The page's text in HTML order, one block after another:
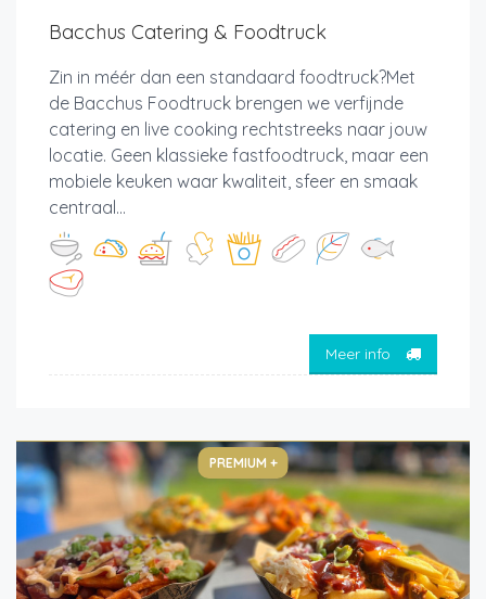
Bacchus Catering & Foodtruck
Zin in méér dan een standaard foodtruck?Met
de Bacchus Foodtruck brengen we verfijnde
catering en live cooking rechtstreeks naar jouw
locatie. Geen klassieke fastfoodtruck, maar een
mobiele keuken waar kwaliteit, sfeer en smaak
centraal...
Meer info
PREMIUM +